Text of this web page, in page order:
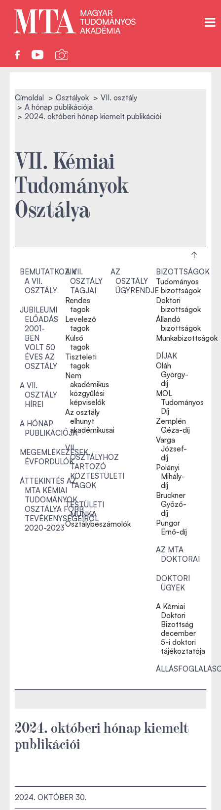
Címoldal Osztályok
VII. osztály
A hónap publikációja
2024. októberi hónap kiemelt publikációi
VII. Kémiai
Tudományok
Osztálya
BEMUTATKOZIK
A VII.
OSZTÁLY
JUBILEUMI
ELŐADÁS
2001-
BEN
VOLT 50
ÉVES AZ
OSZTÁLY
A VII.
OSZTÁLY
HÍREI
A HÓNAP
PUBLIKÁCIÓJA
MEGEMLÉKEZÉSEK,
ÉVFORDULÓK
ÁTTEKINTÉS AZ
MTA KÉMIAI
TUDOMÁNYOK
OSZTÁLYA FŐBB
TEVÉKENYSÉGEIRŐL
2020-2023
A VII.
OSZTÁLY
TAGJAI
Rendes
tagok
Levelező
tagok
Külső
tagok
Tiszteleti
tagok
Nem
akadémikus
közgyűlési
képviselők
Az osztály
elhunyt
akadémikusai
VII.
OSZTÁLYHOZ
TARTOZÓ
KÖZTESTÜLETI
TAGOK
TESTÜLETI
MUNKA
Osztálybeszámolók
AZ
OSZTÁLY
ÜGYRENDJE
BIZOTTSÁGOK
Tudományos
bizottságok
Doktori
bizottságok
Állandó
bizottságok
Munkabizottságok
DÍJAK
Oláh
György-
díj
MOL
Tudományos
Díj
Zemplén
Géza-díj
Varga
József-
díj
Polányi
Mihály-
díj
Bruckner
Győző-
díj
Pungor
Ernő-díj
AZ MTA
DOKTORAI
DOKTORI
ÜGYEK
A Kémiai
Doktori
Bizottság
december
5-i doktori
tájékoztatója
2024. októberi hónap kiemelt
publikációi
2024. OKTÓBER 30.